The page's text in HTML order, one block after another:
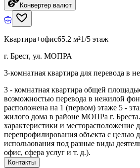
Конвертер валют
Квартира+офис65.2 м²1/5 этаж
г. Брест, ул. МОПРА
3-комнатная квартира для перевода в
3 - комнатная квартира общей
возможностью перевода в нежилой
расположена на 1 (первом) этаже 5 -
жилого дома в районе МОПРа г.
характеристики и месторасположение
перепрофилирования объекта с целью
использования под разные виды
офис, сфера услуг и т. д.).
Контакты